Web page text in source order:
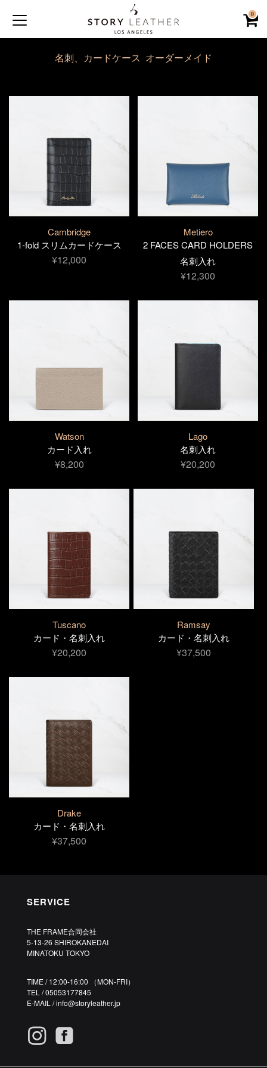
0
名刺、カードケース オーダーメイド
Cambridge
1-fold スリムカードケース
¥12,000
Metiero
2 FACES CARD HOLDERS
名刺入れ
¥12,300
Watson
カード入れ
¥8,200
Lago
名刺入れ
¥20,200
Tuscano
カード・名刺入れ
¥20,200
Ramsay
カード・名刺入れ
¥37,500
Drake
カード・名刺入れ
¥37,500
SERVICE
THE FRAME合同会社
5-13-26 SHIROKANEDAI
MINATOKU TOKYO
TIME / 12:00-16:00 （MON-FRI）
TEL / 05053177845
E-MAIL /info@storyleather.jp